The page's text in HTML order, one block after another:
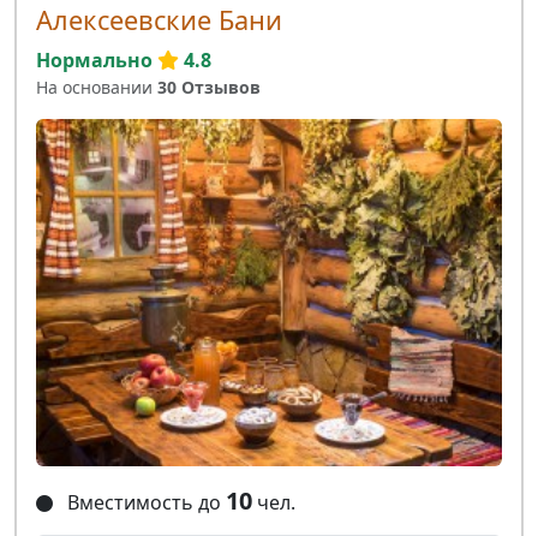
Алексеевские Бани
Нормально 4.8
На основании 30 Отзывов
Вместимость до 10 чел.